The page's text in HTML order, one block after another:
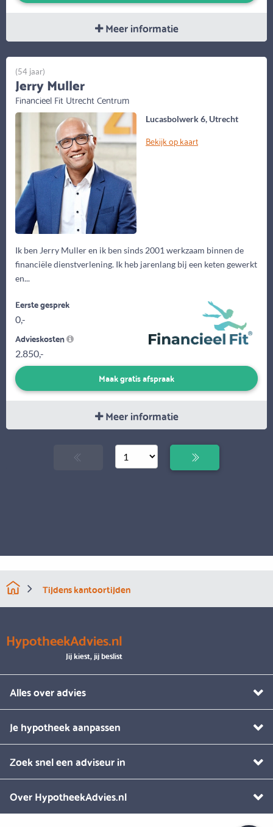
Meer informatie
Lucasbolwerk 6, Utrecht
Bekijk op kaart
Ik ben Jerry Muller en ik ben sinds 2001 werkzaam binnen de
financiële dienstverlening. Ik heb jarenlang bij een keten gewerkt
en...
(54 jaar)
Jerry Muller
Financieel Fit Utrecht Centrum
Eerste gesprek
0,-
Advieskosten
2.850,-
Maak gratis afspraak
Meer informatie
Tijdens kantoortijden
HypotheekAdvies.nl
Jij kiest, jij beslist
Alles over advies
Je hypotheek aanpassen
Zoek snel een adviseur in
Over HypotheekAdvies.nl